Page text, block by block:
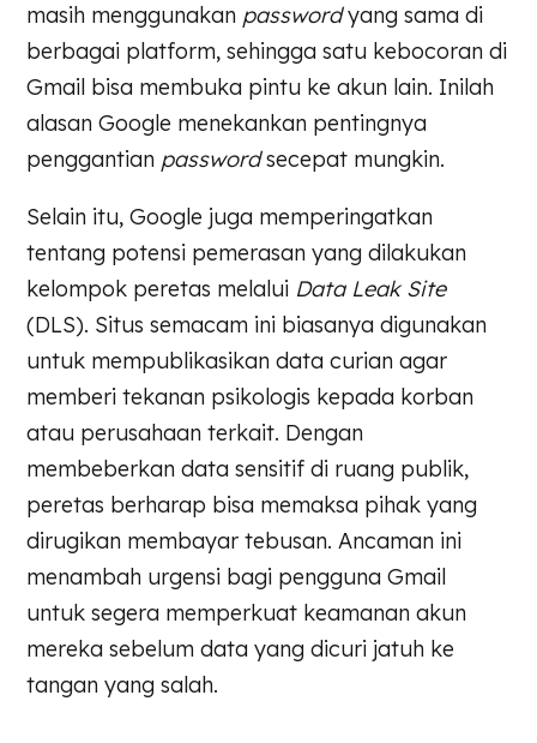
masih menggunakan passwordyang sama di
berbagai platform, sehingga satu kebocoran di
Gmail bisa membuka pintu ke akun lain. Inilah
alasan Google menekankan pentingnya
penggantian passwordsecepat mungkin.
Selain itu, Google juga memperingatkan
tentang potensi pemerasan yang dilakukan
kelompok peretas melalui Data Leak Site
(DLS). Situs semacam ini biasanya digunakan
untuk mempublikasikan data curian agar
memberi tekanan psikologis kepada korban
atau perusahaan terkait. Dengan
membeberkan data sensitif di ruang publik,
peretas berharap bisa memaksa pihak yang
dirugikan membayar tebusan. Ancaman ini
menambah urgensi bagi pengguna Gmail
untuk segera memperkuat keamanan akun
mereka sebelum data yang dicuri jatuh ke
tangan yang salah.